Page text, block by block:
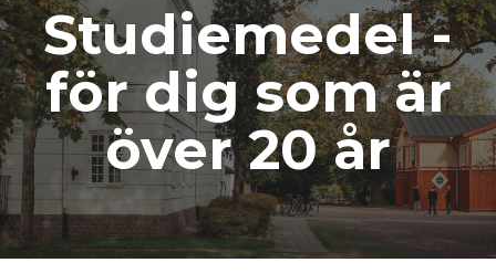
Studiemedel -
för dig som är
över 20 år